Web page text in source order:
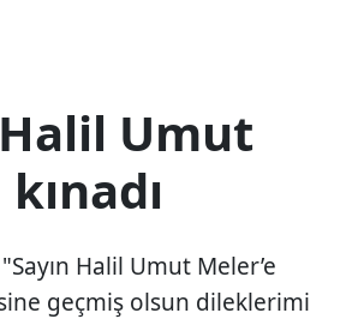
Umut
Halil Umut Meler’e
geçmiş olsun dileklerimi